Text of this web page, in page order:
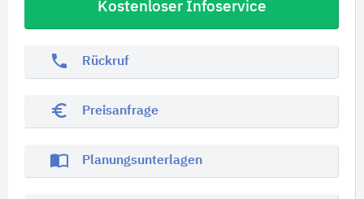
Kostenloser Infoservice
phone Rückruf
euro_symbol Preisanfrage
import_contacts Planungsunterlagen